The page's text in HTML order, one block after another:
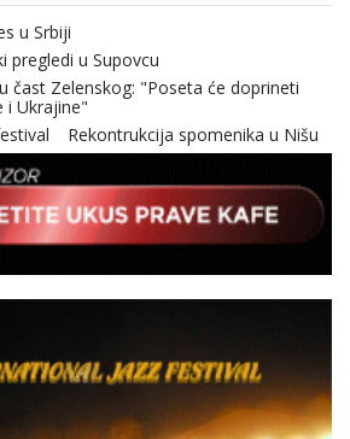
u Srbiji
pregledi u Supovcu
čast Zelenskog: "Poseta će doprineti
i Ukrajine"
Rekontrukcija spomenika u Nišu